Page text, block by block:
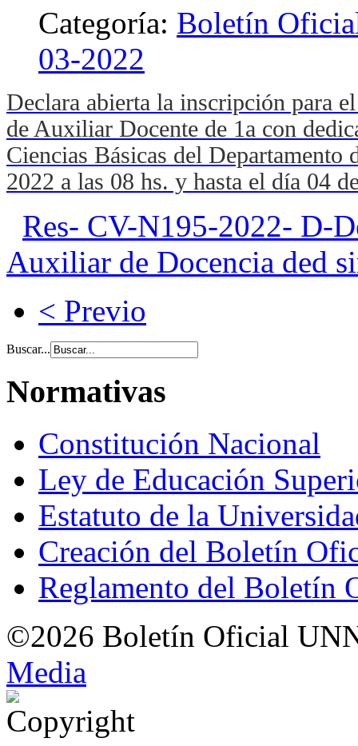
Categoría: Boletín
03-2022
Declara abierta la inscripción para
de Auxiliar Docente de 1a con
Ciencias Básicas del Departamento
2022 a las 08 hs. y hasta el día 04
Res- CV-N195-2022- D-
Auxiliar de Docencia ded
< Previo
Buscar...
Normativas
Constitución Nacional
Ley de Educación
Estatuto de la
Creación del Boletín
Reglamento del Boletín
©2026 Boletín Oficial
Media